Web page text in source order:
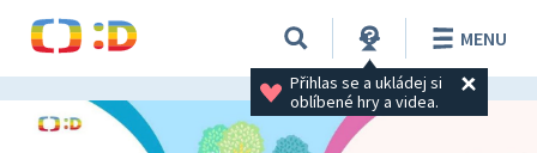
Přihlas se a ukládej si
oblíbené hry a videa.
MENU